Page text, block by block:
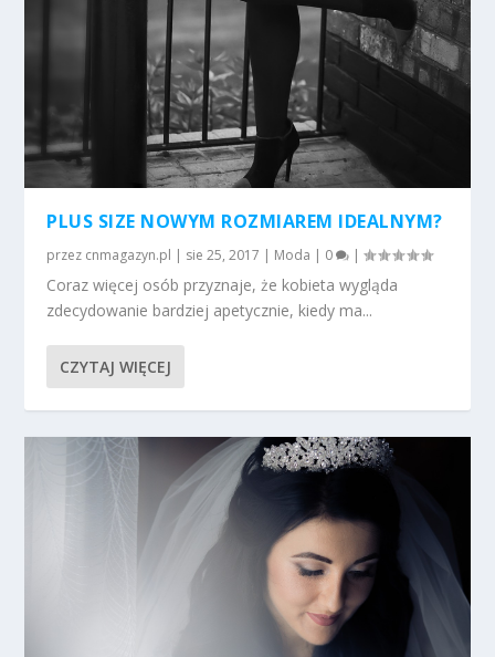
PLUS SIZE NOWYM ROZMIAREM IDEALNYM?
przez cnmagazyn.pl | sie 25, 2017 | Moda | 0 |
Coraz więcej osób przyznaje, że kobieta wygląda
zdecydowanie bardziej apetycznie, kiedy ma...
CZYTAJ WIĘCEJ